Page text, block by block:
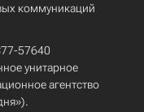
коммуникаций
57640
унитарное
агентство